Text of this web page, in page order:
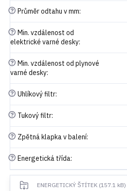
? Průměr odtahu v mm:
? Min. vzdálenost od
elektrické varné desky:
? Min. vzdálenost od plynové
varné desky:
? Uhlíkový filtr:
? Tukový filtr:
? Zpětná klapka v balení:
? Energetická třída:
ENERGETICKÝ ŠTÍTEK (157.1 kB)